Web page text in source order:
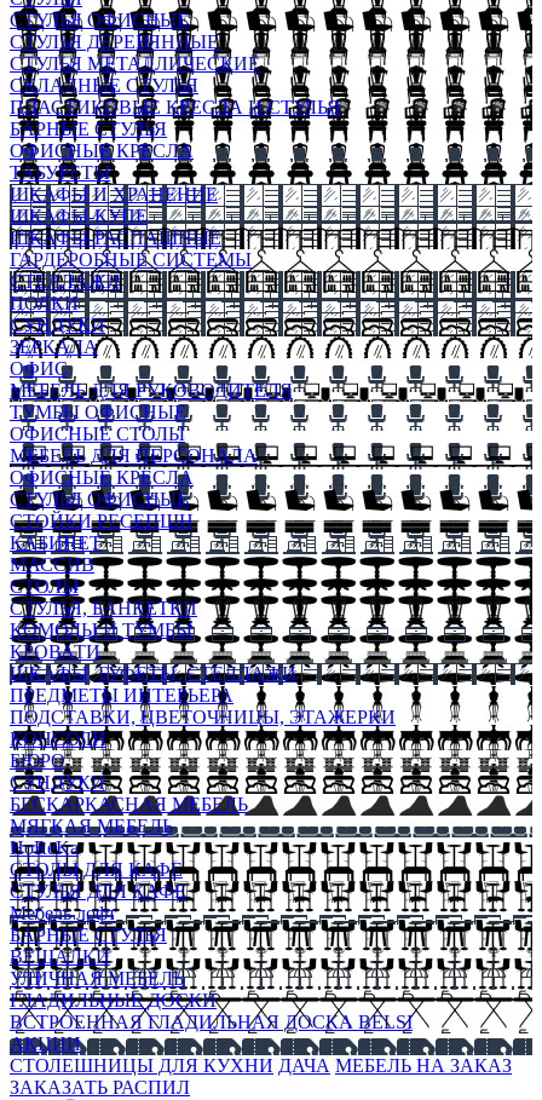
СТУЛЬЯ ОФИСНЫЕ
СТУЛЬЯ ДЕРЕВЯННЫЕ
СТУЛЬЯ МЕТАЛЛИЧЕСКИЕ
СКЛАДНЫЕ СТУЛЬЯ
ПЛАСТИКОВЫЕ КРЕСЛА И СТУЛЬЯ
БАРНЫЕ СТУЛЬЯ
ОФИСНЫЕ КРЕСЛА
ТАБУРЕТЫ
ШКАФЫ И ХРАНЕНИЕ
ШКАФЫ-КУПЕ
ШКАФЫ-РАСПАШНЫЕ
ГАРДЕРОБНЫЕ СИСТЕМЫ
СТЕЛЛАЖИ
ПОЛКИ
СУНДУКИ
ЗЕРКАЛА
ОФИС
МЕБЕЛЬ ДЛЯ РУКОВОДИТЕЛЯ
ТУМБЫ ОФИСНЫЕ
ОФИСНЫЕ СТОЛЫ
МЕБЕЛЬ ДЛЯ ПЕРСОНАЛА
ОФИСНЫЕ КРЕСЛА
СТУЛЬЯ ОФИСНЫЕ
СТОЙКИ РЕСЕПШН
КАБИНЕТ
МАССИВ
СТОЛЫ
СТУЛЬЯ, БАНКЕТКИ
КОМОДЫ И ТУМБЫ
КРОВАТИ
ШКАФЫ, БУФЕТЫ, СТЕЛЛАЖИ
ПРЕДМЕТЫ ИНТЕРЬЕРА
ПОДСТАВКИ, ЦВЕТОЧНИЦЫ, ЭТАЖЕРКИ
КОНСОЛИ
БЮРО
СУНДУКИ
БЕСКАРКАСНАЯ МЕБЕЛЬ
МЯГКАЯ МЕБЕЛЬ
HoReKa
СТОЛЫ ДЛЯ КАФЕ
СТУЛЬЯ ДЛЯ КАФЕ
Мебель лофт
БАРНЫЕ СТУЛЬЯ
ВЕШАЛКИ
УЛИЧНАЯ МЕБЕЛЬ
ГЛАДИЛЬНЫЕ ДОСКИ
ВСТРОЕННАЯ ГЛАДИЛЬНАЯ ДОСКА BELSI
АКЦИИ
СТОЛЕШНИЦЫ ДЛЯ КУХНИ ДАЧА МЕБЕЛЬ НА ЗАКАЗ
ЗАКАЗАТЬ РАСПИЛ